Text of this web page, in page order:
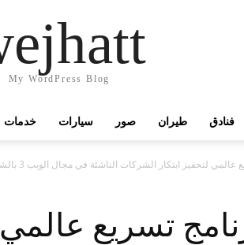
My WordPress Blog
خدمات سيارات صور طيران فنادق
ابتكار الشركات الناشئة في مجال الويب 3 بالشراكة مع برينك وكوين ليست
تسريع عالمي